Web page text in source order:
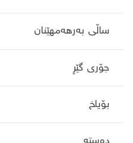
ساڵی بەرهەمهێنان
جۆری گێڕ
بۆیاخ